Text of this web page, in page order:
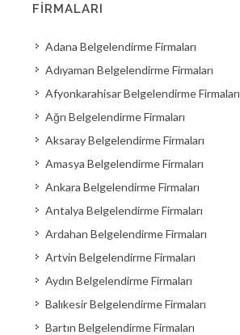
FIRMALARI
Adana Belgelendirme Firmaları
Adıyaman Belgelendirme Firmaları
Afyonkarahisar Belgelendirme Firmaları
Ağrı Belgelendirme Firmaları
Aksaray Belgelendirme Firmaları
Amasya Belgelendirme Firmaları
Ankara Belgelendirme Firmaları
Antalya Belgelendirme Firmaları
Ardahan Belgelendirme Firmaları
Artvin Belgelendirme Firmaları
Aydın Belgelendirme Firmaları
Balıkesir Belgelendirme Firmaları
Bartın Belgelendirme Firmaları